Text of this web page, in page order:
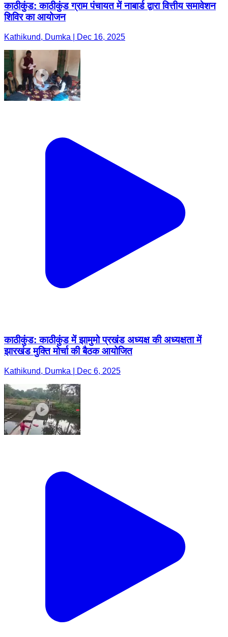
काठीकुंड: काठीकुंड ग्राम पंचायत में नाबार्ड द्वारा वित्तीय समावेशन
शिविर का आयोजन
Kathikund, Dumka | Dec 16, 2025
काठीकुंड: काठीकुंड में झामुमो प्रखंड अध्यक्ष की अध्यक्षता में
झारखंड मुक्ति मोर्चा की बैठक आयोजित
Kathikund, Dumka | Dec 6, 2025